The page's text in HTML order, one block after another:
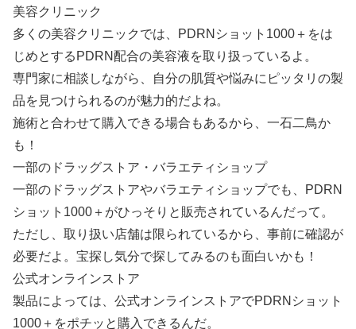
美容クリニック
多くの美容クリニックでは、PDRNショット1000＋をは
じめとするPDRN配合の美容液を取り扱っているよ。
専門家に相談しながら、自分の肌質や悩みにピッタリの製
品を見つけられるのが魅力的だよね。
施術と合わせて購入できる場合もあるから、一石二鳥か
も！
一部のドラッグストア・バラエティショップ
一部のドラッグストアやバラエティショップでも、PDRN
ショット1000＋がひっそりと販売されているんだって。
ただし、取り扱い店舗は限られているから、事前に確認が
必要だよ。宝探し気分で探してみるのも面白いかも！
公式オンラインストア
製品によっては、公式オンラインストアでPDRNショット
1000＋をポチッと購入できるんだ。